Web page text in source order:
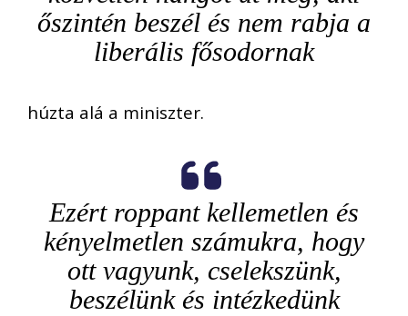
őszintén beszél és nem rabja a
liberális fősodornak
húzta alá a miniszter.
Ezért roppant kellemetlen és
kényelmetlen számukra, hogy
ott vagyunk, cselekszünk,
beszélünk és intézkedünk